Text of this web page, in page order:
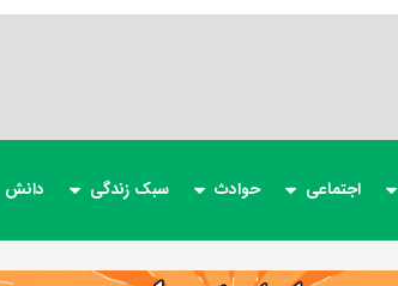
اجتماعی حوادث سبک زندگی دانش